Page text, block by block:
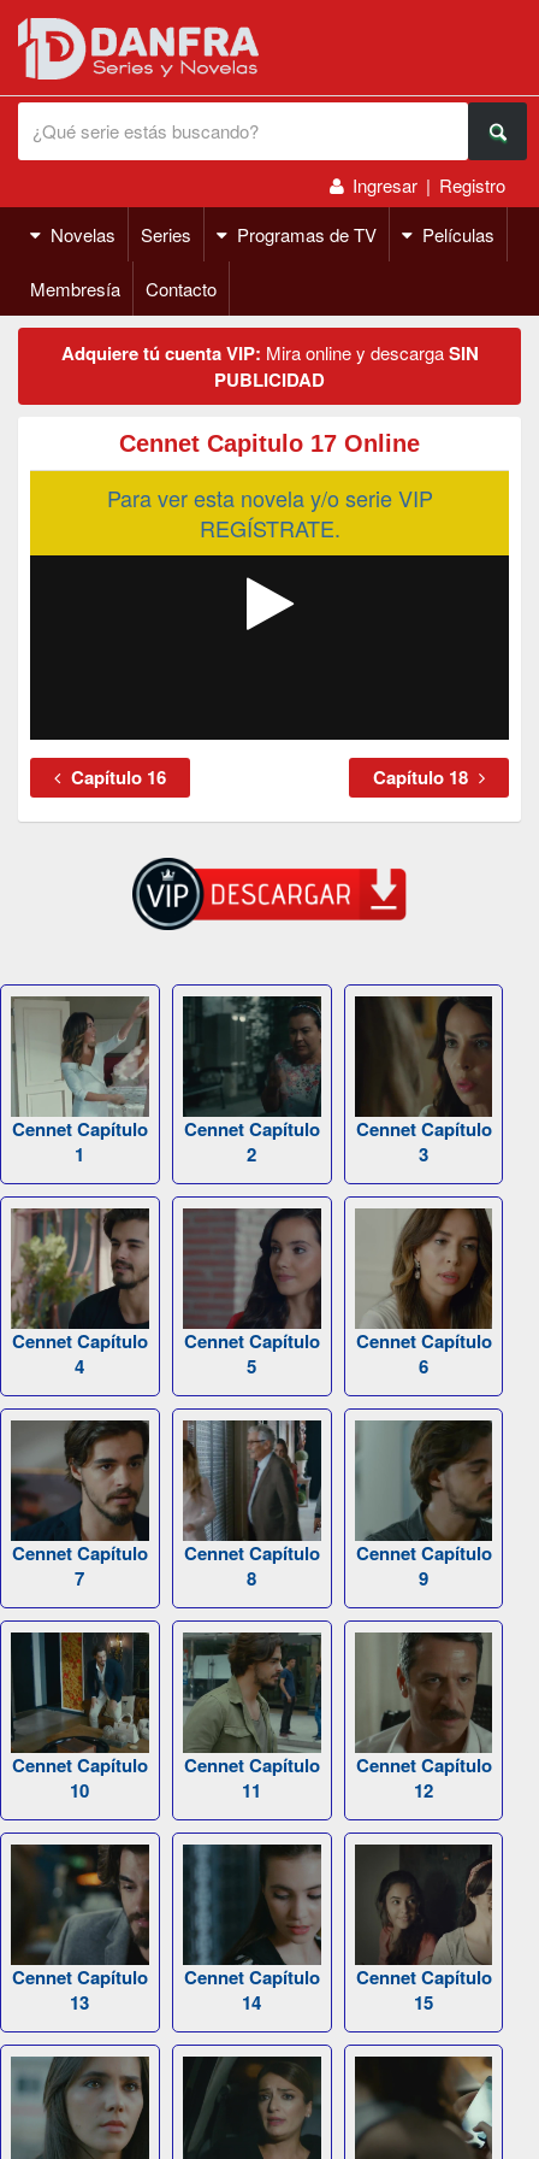
Ingresar | Registro
Novelas
Series Programas de TV Películas
Membresía Contacto
Adquiere tú cuenta VIP: Mira online y descargaSIN
PUBLICIDAD
Cennet Capitulo 17 Online
Para ver esta novela y/o serie VIP
REGÍSTRATE.
Capítulo 16 Capítulo 18
Cennet Capítulo
1
Cennet Capítulo
2
Cennet Capítulo
3
Cennet Capítulo
4
Cennet Capítulo
5
Cennet Capítulo
6
Cennet Capítulo
7
Cennet Capítulo
8
Cennet Capítulo
9
Cennet Capítulo
10
Cennet Capítulo
11
Cennet Capítulo
12
Cennet Capítulo
13
Cennet Capítulo
14
Cennet Capítulo
15